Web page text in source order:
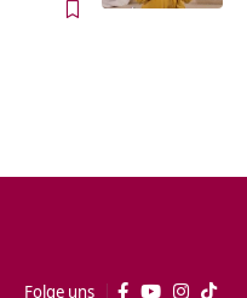
Folge uns